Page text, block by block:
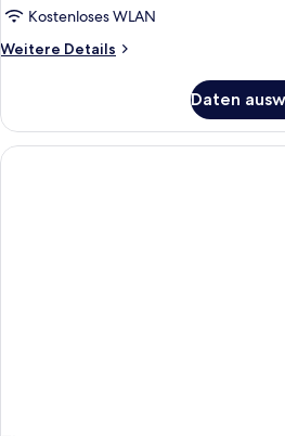
Kostenloses WLAN
Weitere Details
Weitere
Doppelzimmer
Daten